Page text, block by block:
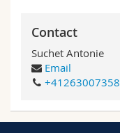
Contact
Suchet Antonie
Email
+41263007358